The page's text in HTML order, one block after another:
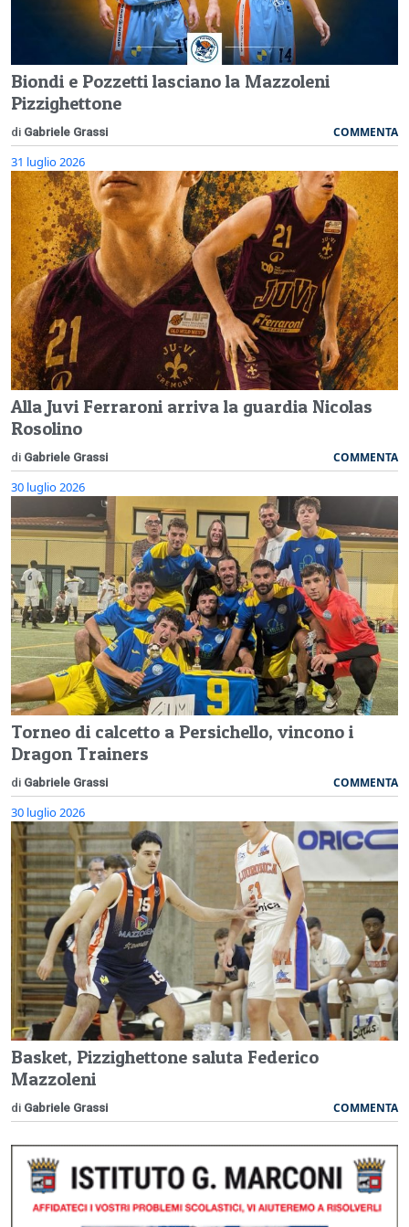
Biondi e Pozzetti lasciano la Mazzoleni
Pizzighettone
di Gabriele Grassi COMMENTA
31 luglio 2026
Alla Juvi Ferraroni arriva la guardia Nicolas
Rosolino
di Gabriele Grassi COMMENTA
30 luglio 2026
Torneo di calcetto a Persichello, vincono i
Dragon Trainers
di Gabriele Grassi COMMENTA
30 luglio 2026
Basket, Pizzighettone saluta Federico
Mazzoleni
di Gabriele Grassi COMMENTA